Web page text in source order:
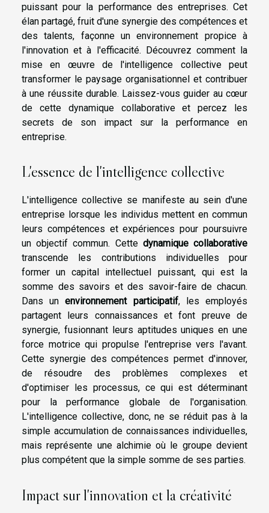
puissant pour la performance des entreprises. Cet
élan partagé, fruit d'une synergie des compétences et
des talents, façonne un environnement propice à
l'innovation et à l'efficacité. Découvrez comment la
mise en œuvre de l'intelligence collective peut
transformer le paysage organisationnel et contribuer
à une réussite durable. Laissez-vous guider au cœur
de cette dynamique collaborative et percez les
secrets de son impact sur la performance en
entreprise.
L'essence de l'intelligence collective
L'intelligence collective se manifeste au sein d'une
entreprise lorsque les individus mettent en commun
leurs compétences et expériences pour poursuivre
un objectif commun. Cette dynamique collaborative
transcende les contributions individuelles pour
former un capital intellectuel puissant, qui est la
somme des savoirs et des savoir-faire de chacun.
Dans unenvironnement participatif, les employés
partagent leurs connaissances et font preuve de
synergie, fusionnant leurs aptitudes uniques en une
force motrice qui propulse l'entreprise vers l'avant.
Cette synergie des compétences permet d'innover,
de résoudre des problèmes complexes et
d'optimiser les processus, ce qui est déterminant
pour la performance globale de l'organisation.
L'intelligence collective, donc, ne se réduit pas à la
simple accumulation de connaissances individuelles,
mais représente une alchimie où le groupe devient
plus compétent que la simple somme de ses parties.
Impact sur l'innovation et la créativité